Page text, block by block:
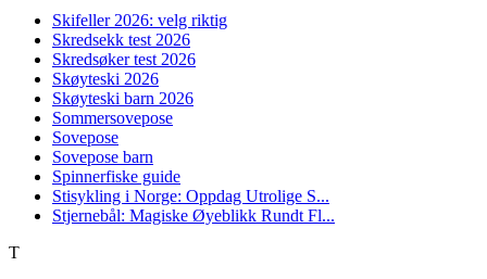
Skifeller 2026: velg riktig
Skredsekk test 2026
Skredsøker test 2026
Skøyteski 2026
Skøyteski barn 2026
Sommersovepose
Sovepose
Sovepose barn
Spinnerfiske guide
Stisykling i Norge: Oppdag Utrolige S...
Stjernebål: Magiske Øyeblikk Rundt Fl...
T